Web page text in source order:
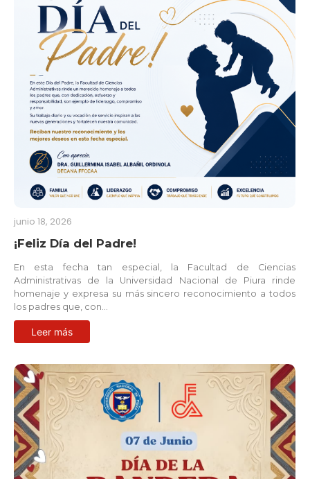
junio 18, 2026
¡Feliz Día del Padre!
En esta fecha tan especial, la Facultad de Ciencias
Administrativas de la Universidad Nacional de Piura rinde
homenaje y expresa su más sincero reconocimiento a todos
los padres que, con…
Leer más